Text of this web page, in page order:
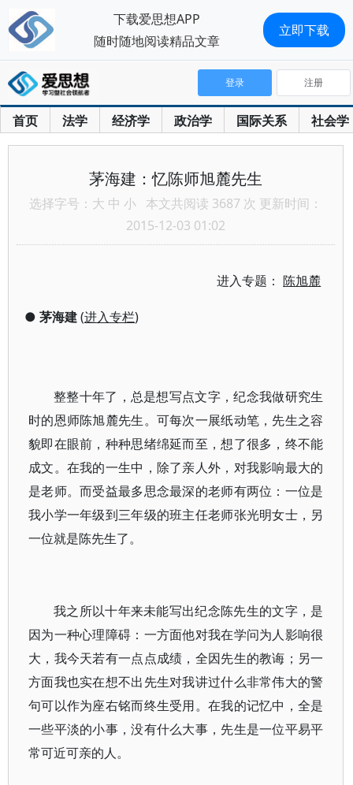
首页 法学 经济学 政治学 国际关系 社会学
登录 注册
茅海建：忆陈师旭麓先生
选择字号： 大 中 小 本文共阅读 3687 次 更新时间：
2015-12-03 01:02
进入专题：陈旭麓
● 茅海建(进入专栏)
整整十年了，总是想写点文字，纪念我做研究生
时的恩师陈旭麓先生。可每次一展纸动笔，先生之容
貌即在眼前，种种思绪绵延而至，想了很多，终不能
成文。在我的一生中，除了亲人外，对我影响最大的
是老师。而受益最多思念最深的老师有两位：一位是
我小学一年级到三年级的班主任老师张光明女士，另
一位就是陈先生了。
我之所以十年来未能写出纪念陈先生的文字，是
因为一种心理障碍：一方面他对我在学问为人影响很
大，我今天若有一点点成绩，全因先生的教诲；另一
方面我也实在想不出先生对我讲过什么非常伟大的警
句可以作为座右铭而终生受用。在我的记忆中，全是
一些平淡的小事，没有什么大事，先生是一位平易平
常可近可亲的人。
下载爱思想APP
随时随地阅读精品文章
立即下载